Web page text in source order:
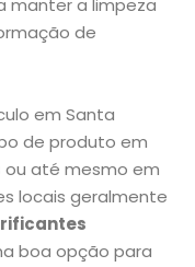
manter a limpeza
de
em Santa
de produto em
ou até mesmo em
locais geralmente
boa opção para